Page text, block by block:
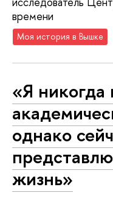
времени
Моя история в Вышке
«Я никогда
однако
жизнь»